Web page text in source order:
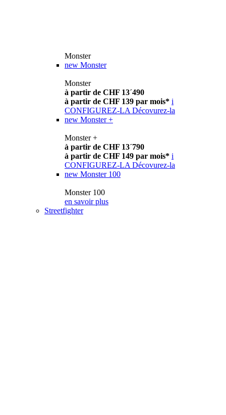
Monster
new Monster
Monster
à partir de CHF 13´490
à partir de CHF 139 par mois* i
CONFIGUREZ-LA Décovurez-la
new Monster +
Monster +
à partir de CHF 13´790
à partir de CHF 149 par mois* i
CONFIGUREZ-LA Décovurez-la
new Monster 100
Monster 100
en savoir plus
Streetfighter